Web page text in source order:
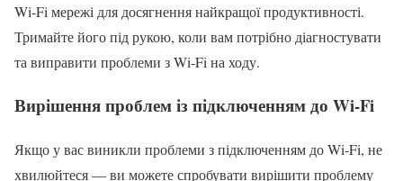
Wi-Fi мережі для досягнення найкращої продуктивності.
Тримайте його під рукою, коли вам потрібно діагностувати
та виправити проблеми з Wi-Fi на ходу.
Вирішення проблем із підключенням до Wi-Fi
Якщо у вас виникли проблеми з підключенням до Wi-Fi, не
хвилюйтеся — ви можете спробувати вирішити проблему